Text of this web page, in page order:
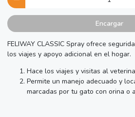
Encargar
FELIWAY CLASSIC Spray ofrece
los viajes y apoyo adicional en el hogar.
Hace los viajes y visitas al
Permite un manejo adecuado y
marcadas por tu gato con orina o